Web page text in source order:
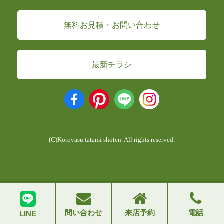
LINE 問い合わせ 来店予約 電話
無料お見積・お問い合わせ
最新チラシ
(C)Koroyasu tatami shoten. All rights reserved.